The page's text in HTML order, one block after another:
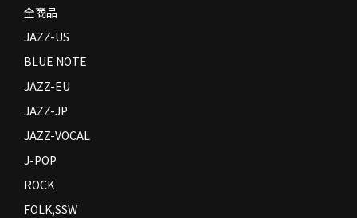
全商品
JAZZ-US
BLUE NOTE
JAZZ-EU
JAZZ-JP
JAZZ-VOCAL
J-POP
ROCK
FOLK,SSW